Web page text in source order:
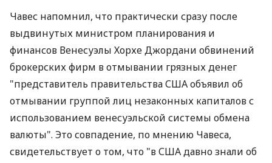
Чавес напомнил, что практически сразу после
выдвинутых министром планирования и
финансов Венесуэлы Хорхе Джордани обвинений
брокерских фирм в отмывании грязных денег
"представитель правительства США объявил об
отмывании группой лиц незаконных капиталов с
использованием венесуэльской системы обмена
валюты". Это совпадение, по мнению Чавеса,
свидетельствует о том, что "в США давно знали об